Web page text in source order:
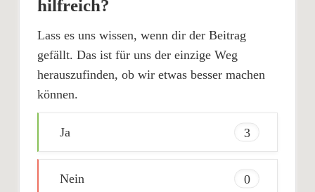
hilfreich?
Lass es uns wissen, wenn dir der Beitrag
gefällt. Das ist für uns der einzige Weg
herauszufinden, ob wir etwas besser machen
können.
Ja 3
Nein 0